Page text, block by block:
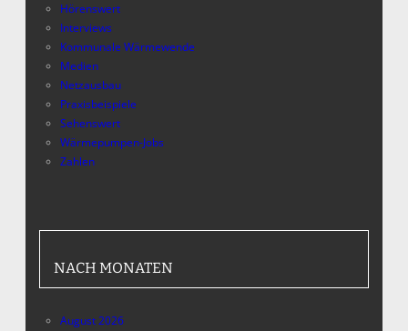
Hörenswert
Interviews
Kommunale Wärmewende
Medien
Netzausbau
Praxisbeispiele
Sehenswert
Wärmepumpen-Jobs
Zahlen
NACH MONATEN
August 2026